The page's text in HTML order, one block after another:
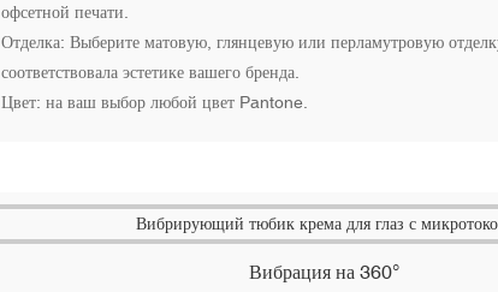
офсетной печати.
Отделка: Выберите матовую, глянцевую или перламутровую
соответствовала эстетике вашего бренда.
Цвет: на ваш выбор любой цвет Pantone.
Вибрация на 360°